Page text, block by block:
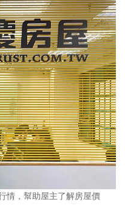
情，幫助屋主了解房屋價